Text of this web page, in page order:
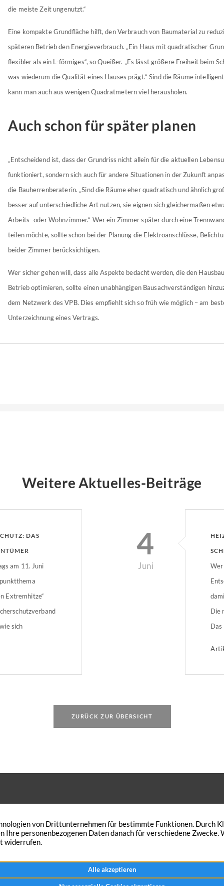
die meiste Zeit ungenutzt.“
Eine kompakte Grundfläche hilft, den Verbrauch von Baumaterial zu
späteren Betrieb den Energieverbrauch. „Ein Haus mit quadratischer
flexibler als ein L-förmiges“, so Queißer. „Es lässt größere Freiheit beim
was wiederum die Qualität eines Hauses prägt.“ Sind die Räume
kann man auch aus wenigen Quadratmetern viel herausholen.
Auch schon für später planen
„Entscheidend ist, dass der Grundriss nicht allein für die aktuellen
funktioniert, sondern sich auch für andere Situationen in der Zukunft
die Bauherrenberaterin. „Sind die Räume eher quadratisch und ähnlich
besser auf unterschiedliche Art nutzen, sie eignen sich gleichermaßen
Arbeits- oder Wohnzimmer.“ Wer ein Zimmer später durch eine
teilen möchte, sollte schon bei der Planung die Elektroanschlüsse,
beider Zimmer berücksichtigen.
Wer sicher gehen will, dass alle Aspekte bedacht werden, die den
Betrieb optimieren, sollte einen unabhängigen Bausachverständigen
dem Netzwerk des VPB. Dies empfiehlt sich so früh wie möglich – am
Unterzeichnung eines Vertrags.
Weitere Aktuelles-Beiträge
DAS
am 11. Juni
Extremhitze“
sich
4
Juni
Die
Das
ZURÜCK ZUR ÜBERSICHT
Wunsch Ihre Immobilie zu
Traumimmobilien-NRW verkauft
in kürzester Zeit – zum
Peterskath 21
+49 2855